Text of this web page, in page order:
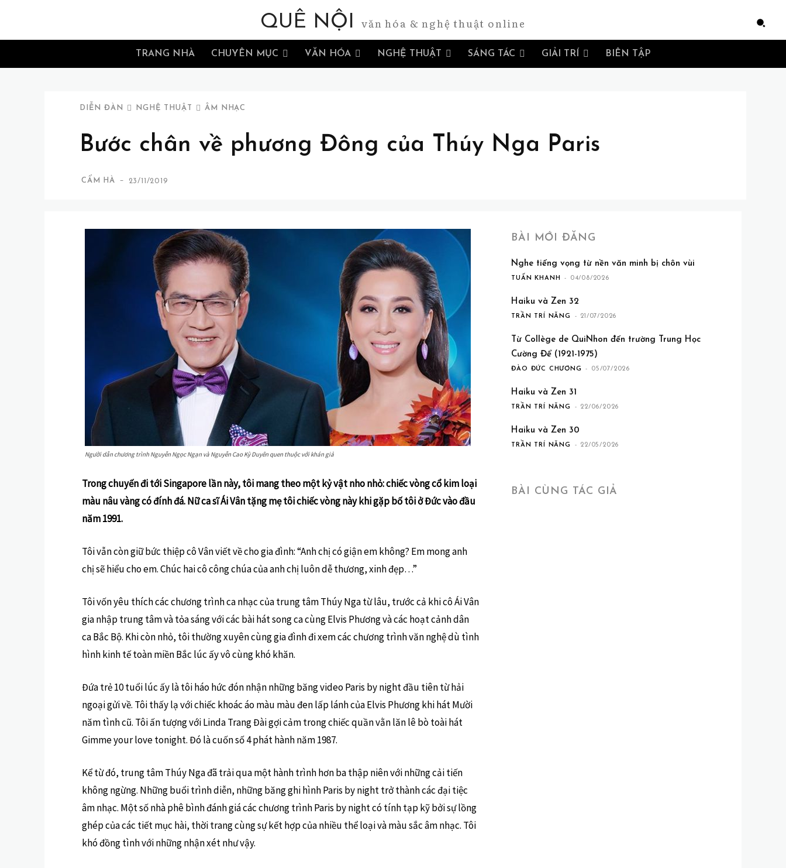
QUÊ NỘI văn hóa & nghệ thuật online
TRANG NHÀ CHUYÊN MỤC VĂN HÓA NGHỆ THUẬT SÁNG TÁC GIẢI TRÍ BIÊN TẬP
DIỄN ĐÀN NGHỆ THUẬT ÂM NHẠC
Bước chân về phương Đông của Thúy Nga Paris
CẨM HÀ - 23/11/2019
Người dẫn chương trình Nguyễn Ngọc Ngạn và Nguyễn Cao Kỳ Duyên quen thuộc với khán giả
Trong chuyến đi tới Singapore lần này, tôi mang theo một kỷ vật nho nhỏ: chiếc vòng cổ kim loại
màu nâu vàng có đính đá. Nữ ca sĩ Ái Vân tặng mẹ tôi chiếc vòng này khi gặp bố tôi ở Đức vào đầu
năm 1991.
Tôi vẫn còn giữ bức thiệp cô Vân viết về cho gia đình: “Anh chị có giận em không? Em mong anh
chị sẽ hiểu cho em. Chúc hai cô công chúa của anh chị luôn dễ thương, xinh đẹp…”
Tôi vốn yêu thích các chương trình ca nhạc của trung tâm Thúy Nga từ lâu, trước cả khi cô Ái Vân
gia nhập trung tâm và tỏa sáng với các bài hát song ca cùng Elvis Phương và các hoạt cảnh dân
ca Bắc Bộ. Khi còn nhỏ, tôi thường xuyên cùng gia đình đi xem các chương trình văn nghệ dù tình
hình kinh tế toàn miền Bắc lúc ấy vô cùng khó khăn.
Đứa trẻ 10 tuổi lúc ấy là tôi háo hức đón nhận những băng video Paris by night đầu tiên từ hải
ngoại gửi về. Tôi thấy lạ với chiếc khoác áo màu màu đen lấp lánh của Elvis Phương khi hát Mười
năm tình cũ. Tôi ấn tượng với Linda Trang Đài gợi cảm trong chiếc quần vằn lăn lê bò toài hát
Gimme your love tonight. Đó là cuốn số 4 phát hành năm 1987.
Kể từ đó, trung tâm Thúy Nga đã trải qua một hành trình hơn ba thập niên với những cải tiến
không ngừng. Những buổi trình diễn, những băng ghi hình Paris by night trở thành các đại tiệc
âm nhạc. Một số nhà phê bình đánh giá các chương trình Paris by night có tính tạp kỹ bởi sự lồng
ghép của các tiết mục hài, thời trang cùng sự kết hợp của nhiều thể loại và màu sắc âm nhạc. Tôi
khó đồng tình với những nhận xét như vậy.
BÀI MỚI ĐĂNG
Nghe tiếng vọng từ nền văn minh bị chôn vùi
TUẤN KHANH - 04/08/2026
Haiku và Zen 32
TRẦN TRÍ NĂNG - 21/07/2026
Từ Collège de QuiNhon đến trường Trung Học
Cường Để (1921-1975)
ĐÀO ĐỨC CHƯƠNG - 05/07/2026
Haiku và Zen 31
TRẦN TRÍ NĂNG - 22/06/2026
Haiku và Zen 30
TRẦN TRÍ NĂNG - 22/05/2026
BÀI CÙNG TÁC GIẢ